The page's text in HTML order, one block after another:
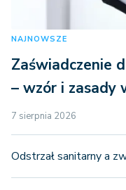
NAJNOWSZE
Zaświadczenie
– wzór i zasady
7 sierpnia 2026
Odstrzał sanitarny a